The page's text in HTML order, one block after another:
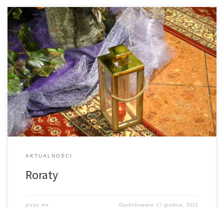
Mamy III tydzień Adwentu, kolejne Roraty za nami. Dzisiaj również
miało miejsce uroczyste przyjęcie do Dziewczęcej Służby Maryjnej
nowych kandydatek. Dziękujemy za waszą liczną obecność.
Zapraszamy na kolejne Roraty już jutro Modlitwa zawierzenia
Najświętszej Maryi Pannie: „O Pani moja, o Matko moja, cała się
Tobie oddaję. Ofiaruję Ci dzisiaj oczy […]
AKTUALNOŚCI
Roraty
przez ms Opublikowano 17 grudnia, 2021